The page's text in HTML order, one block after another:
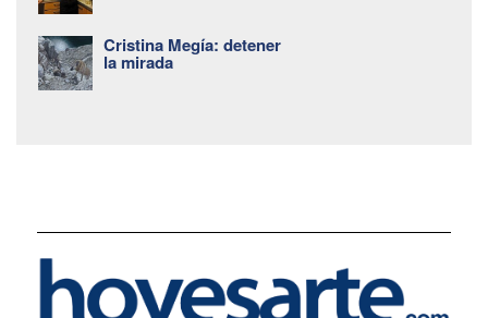
Cristina Megía: detener
la mirada